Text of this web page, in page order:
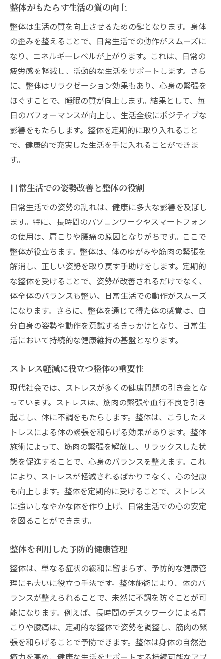
整体と相性の良いリラクゼーション法
整体によるライフスタイルの改善
整体で心身をリフレッシュするための実践方法
整体を活用したストレスリリーフ法
心身の疲れを取る整体のテクニック
整体でのリラックス効果の最大化
整体施術後のリカバリータイムの重要性
心と体をケアする整体の実践法
整体によるメンタルヘルスのサポート
デスクワークによる体の負担を軽減する整
整体で改善するオフィスでの姿勢
整体で防ぐ職場での慢性的な疲れ
整体での体のバランスと集中力の向上
デスクワーク中にできる簡単整体エクササ
イズ
整体とデスクワークの相乗効果を高める方
法
整体を通じた慢性的な不調の改善策
慢性痛に対する整体のアプローチ
整体で解消する肩こりと腰痛
整体での消化器系の不調対策
整体と組み合わせた生活習慣の見直し
整体による全身の不調改善法
整体の施術で自然治癒力を引き出す秘訣
整体で高める体の自己治癒能力
自然治癒力を活性化する整体の方法
整体施術での心身のセルフヒーリング
整体の触診で分かる体の自然な治癒力
整体とともに実践する自然治癒のライフス
整体で生活の質を向上させるためのヒント
整体を取り入れたライフスタイル改善法
生活に整体を取り入れる際のポイント
整体で得られる生活の充実感
整体による日常的な健康維持のコツ
整体がもたらす生活の質の向上
整体は生活の質を向上させるための鍵となります。身体
の歪みを整えることで、日常生活での動作がスムーズに
なり、エネルギーレベルが上がります。これは、日常の
疲労感を軽減し、活動的な生活をサポートします。さら
に、整体はリラクゼーション効果もあり、心身の緊張を
ほぐすことで、睡眠の質が向上します。結果として、毎
日のパフォーマンスが向上し、生活全般にポジティブな
影響をもたらします。整体を定期的に取り入れること
で、健康的で充実した生活を手に入れることができま
す。
日常生活での姿勢改善と整体の役割
日常生活での姿勢の乱れは、健康に多大な影響を及ぼし
ます。特に、長時間のパソコンワークやスマートフォン
の使用は、肩こりや腰痛の原因となりがちです。ここで
整体が役立ちます。整体は、体のゆがみや筋肉の緊張を
解消し、正しい姿勢を取り戻す手助けをします。定期的
な整体を受けることで、姿勢が改善されるだけでなく、
体全体のバランスも整い、日常生活での動作がスムーズ
になります。さらに、整体を通じて得た体の感覚は、自
分自身の姿勢や動作を意識するきっかけとなり、日常生
活において持続的な健康維持の基盤となります。
ストレス軽減に役立つ整体の重要性
現代社会では、ストレスが多くの健康問題の引き金とな
っています。ストレスは、筋肉の緊張や血行不良を引き
起こし、体に不調をもたらします。整体は、こうしたス
トレスによる体の緊張を和らげる効果があります。整体
施術によって、筋肉の緊張を解放し、リラックスした状
態を促進することで、心身のバランスを整えます。これ
により、ストレスが軽減されるばかりでなく、心の健康
も向上します。整体を定期的に受けることで、ストレス
に強いしなやかな体を作り上げ、日常生活での心の安定
を図ることができます。
整体を利用した予防的健康管理
整体は、単なる症状の緩和に留まらず、予防的な健康管
理にも大いに役立つ手法です。整体施術により、体のバ
ランスが整えられることで、未然に不調を防ぐことが可
能になります。例えば、長時間のデスクワークによる肩
こりや腰痛は、定期的な整体で姿勢を調整し、筋肉の緊
張を和らげることで予防できます。整体は身体の自然治
癒力を高め、健康な生活をサポートする持続可能なアプ